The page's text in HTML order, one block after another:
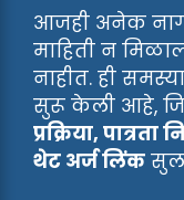
आजही अनेक
माहिती न
नाहीत. ही
सुरू केली आहे,
प्रक्रिया,
थेट अर्ज लिंक